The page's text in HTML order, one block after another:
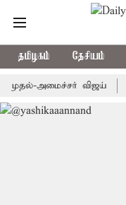
தமிழகம் தேசியம்
அமைச்சர் விஜய் கரூர்